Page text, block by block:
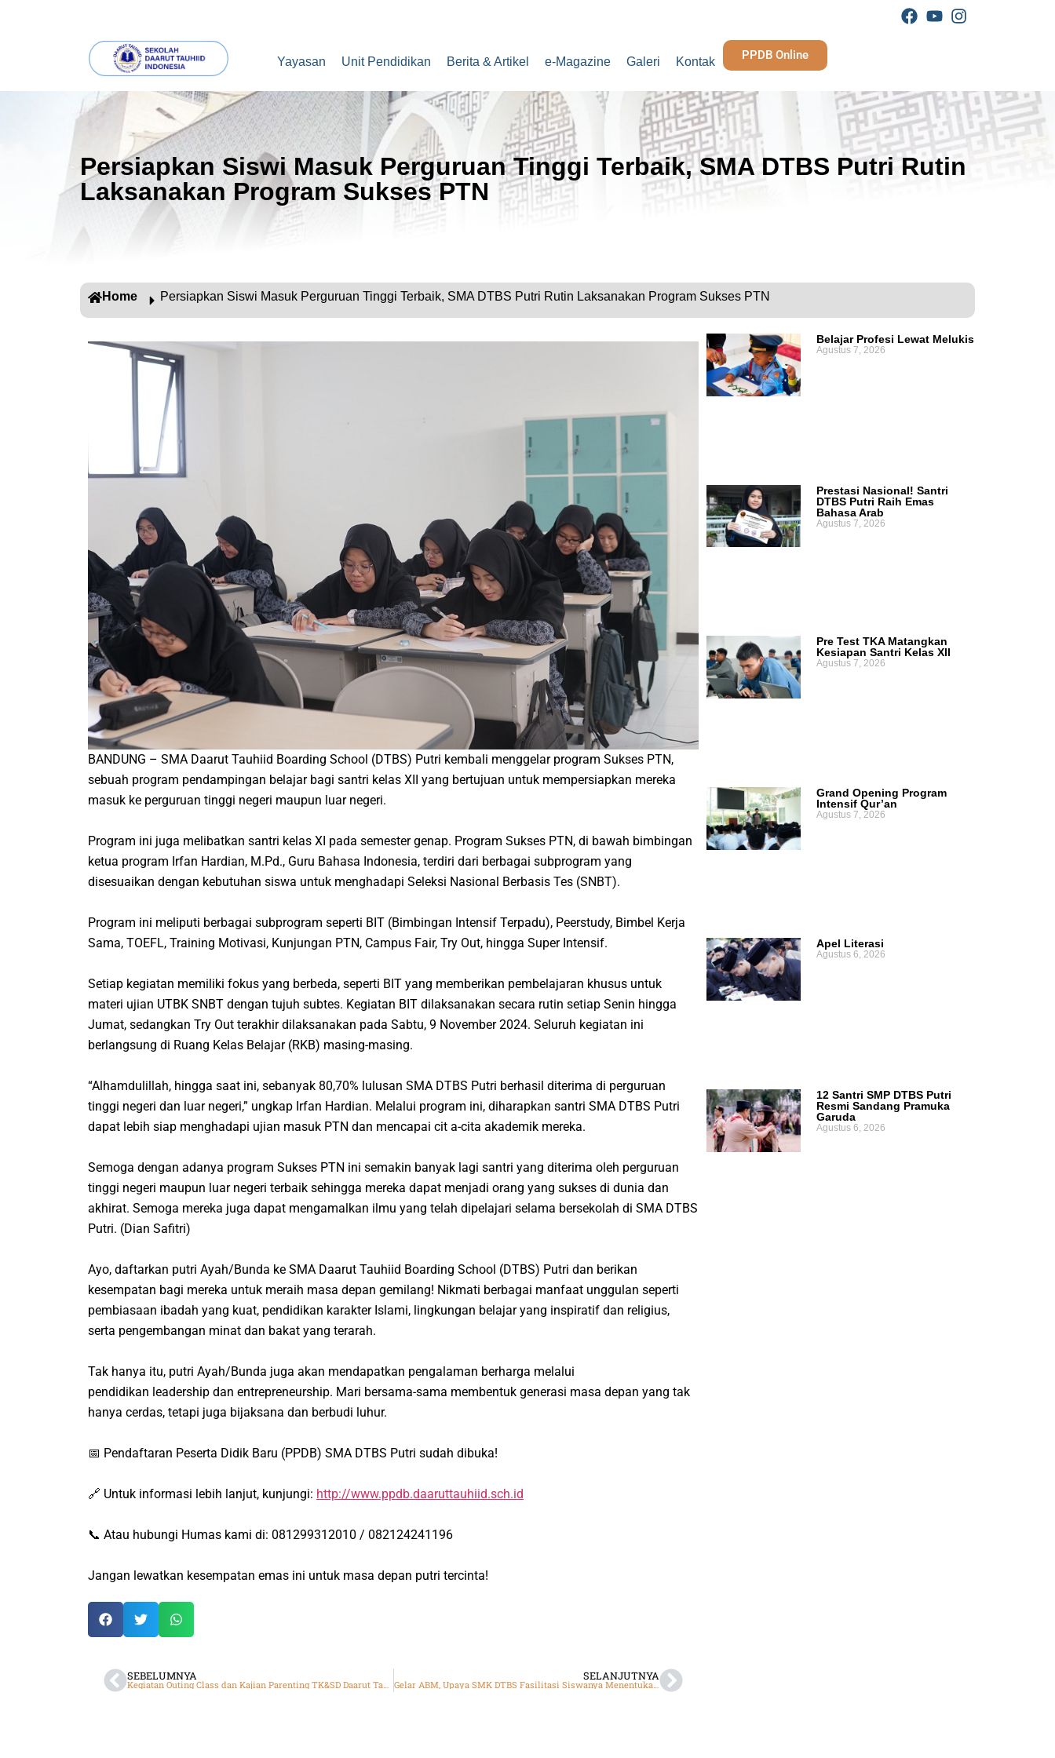
Yayasan Unit Pendidikan Berita & Artikel e-Magazine Galeri Kontak PPDB Online
Persiapkan Siswi Masuk Perguruan Tinggi Terbaik, SMA DTBS Putri Rutin
Laksanakan Program Sukses PTN
Home Persiapkan Siswi Masuk Perguruan Tinggi Terbaik, SMA DTBS Putri Rutin Laksanakan Program Sukses PTN
BANDUNG – SMA Daarut Tauhiid Boarding School (DTBS) Putri kembali menggelar program Sukses PTN,
sebuah program pendampingan belajar bagi santri kelas XII yang bertujuan untuk mempersiapkan mereka
masuk ke perguruan tinggi negeri maupun luar negeri.
Program ini juga melibatkan santri kelas XI pada semester genap. Program Sukses PTN, di bawah bimbingan
ketua program Irfan Hardian, M.Pd., Guru Bahasa Indonesia, terdiri dari berbagai subprogram yang
disesuaikan dengan kebutuhan siswa untuk menghadapi Seleksi Nasional Berbasis Tes (SNBT).
Program ini meliputi berbagai subprogram seperti BIT (Bimbingan Intensif Terpadu), Peerstudy, Bimbel Kerja
Sama, TOEFL, Training Motivasi, Kunjungan PTN, Campus Fair, Try Out, hingga Super Intensif.
Setiap kegiatan memiliki fokus yang berbeda, seperti BIT yang memberikan pembelajaran khusus untuk
materi ujian UTBK SNBT dengan tujuh subtes. Kegiatan BIT dilaksanakan secara rutin setiap Senin hingga
Jumat, sedangkan Try Out terakhir dilaksanakan pada Sabtu, 9 November 2024. Seluruh kegiatan ini
berlangsung di Ruang Kelas Belajar (RKB) masing-masing.
“Alhamdulillah, hingga saat ini, sebanyak 80,70% lulusan SMA DTBS Putri berhasil diterima di perguruan
tinggi negeri dan luar negeri,” ungkap Irfan Hardian. Melalui program ini, diharapkan santri SMA DTBS Putri
dapat lebih siap menghadapi ujian masuk PTN dan mencapai cit a-cita akademik mereka.
Semoga dengan adanya program Sukses PTN ini semakin banyak lagi santri yang diterima oleh perguruan
tinggi negeri maupun luar negeri terbaik sehingga mereka dapat menjadi orang yang sukses di dunia dan
akhirat. Semoga mereka juga dapat mengamalkan ilmu yang telah dipelajari selama bersekolah di SMA DTBS
Putri. (Dian Safitri)
Ayo, daftarkan putri Ayah/Bunda ke SMA Daarut Tauhiid Boarding School (DTBS) Putri dan berikan
kesempatan bagi mereka untuk meraih masa depan gemilang! Nikmati berbagai manfaat unggulan seperti
pembiasaan ibadah yang kuat, pendidikan karakter Islami, lingkungan belajar yang inspiratif dan religius,
serta pengembangan minat dan bakat yang terarah.
Tak hanya itu, putri Ayah/Bunda juga akan mendapatkan pengalaman berharga melalui
pendidikan leadership dan entrepreneurship. Mari bersama-sama membentuk generasi masa depan yang tak
hanya cerdas, tetapi juga bijaksana dan berbudi luhur.
📅 Pendaftaran Peserta Didik Baru (PPDB) SMA DTBS Putri sudah dibuka!
🔗 Untuk informasi lebih lanjut, kunjungi: http://www.ppdb.daaruttauhiid.sch.id
📞 Atau hubungi Humas kami di: 081299312010 / 082124241196
Jangan lewatkan kesempatan emas ini untuk masa depan putri tercinta!
SEBELUMNYA
Kegiatan Outing Class dan Kajian Parenting TK&SD Daarut Tauhiid Cianjur
SELANJUTNYA
Gelar ABM, Upaya SMK DTBS Fasilitasi Siswanya Menentukan Pilihan Jurusan di Perguruan Tinggi
Belajar Profesi Lewat Melukis
Agustus 7, 2026
Prestasi Nasional! Santri
DTBS Putri Raih Emas
Bahasa Arab
Agustus 7, 2026
Pre Test TKA Matangkan
Kesiapan Santri Kelas XII
Agustus 7, 2026
Grand Opening Program
Intensif Qur’an
Agustus 7, 2026
Apel Literasi
Agustus 6, 2026
12 Santri SMP DTBS Putri
Resmi Sandang Pramuka
Garuda
Agustus 6, 2026